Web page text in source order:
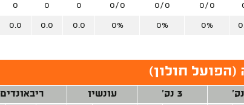
0/0
0/0
0/0
0
0
0
0%
0%
0%
0.0
0.0
0.0
חולון)
3 נק' עונשין ריבאונדים